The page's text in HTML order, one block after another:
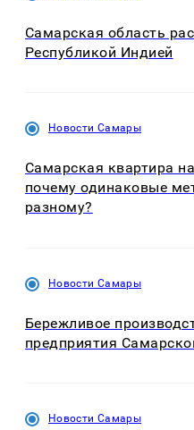
Самарская область
Республикой Индией
Новости Самары
Самарская квартира
почему одинаковые
разному?
Новости Самары
Бережливое
предприятия
Новости Самары